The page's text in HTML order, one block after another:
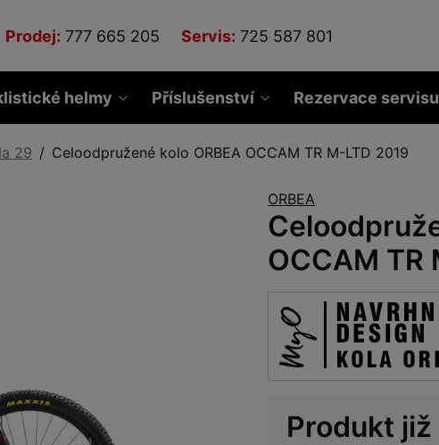
Prodej: 777 665 205 Servis: 725 587 801
helmy Příslušenství Rezervace servisu
29 Celoodpružené kolo ORBEA OCCAM TR M-LTD 2019
ORBEA
OCCAM TR
Produkt